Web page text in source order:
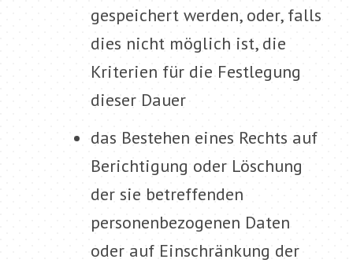
gespeichert werden, oder, falls
dies nicht möglich ist, die
Kriterien für die Festlegung
dieser Dauer
das Bestehen eines Rechts auf
Berichtigung oder Löschung
der sie betreffenden
personenbezogenen Daten
oder auf Einschränkung der